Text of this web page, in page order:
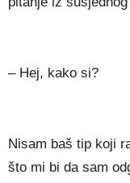
– Hej, kako si?
Nisam baš tip koji
što mi bi da sam